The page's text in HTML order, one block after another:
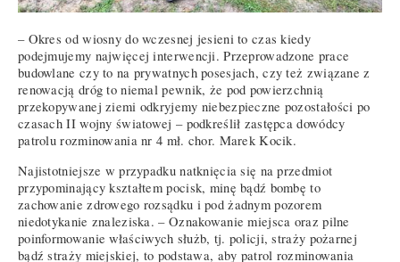
– Okres od wiosny do wczesnej jesieni to czas kiedy
podejmujemy najwięcej interwencji. Przeprowadzone prace
budowlane czy to na prywatnych posesjach, czy też związane z
renowacją dróg to niemal pewnik, że pod powierzchnią
przekopywanej ziemi odkryjemy niebezpieczne pozostałości po
czasach II wojny światowej – podkreślił zastępca dowódcy
patrolu rozminowania nr 4 mł. chor. Marek Kocik.
Najistotniejsze w przypadku natknięcia się na przedmiot
przypominający kształtem pocisk, minę bądź bombę to
zachowanie zdrowego rozsądku i pod żadnym pozorem
niedotykanie znaleziska. – Oznakowanie miejsca oraz pilne
poinformowanie właściwych służb, tj. policji, straży pożarnej
bądź straży miejskiej, to podstawa, aby patrol rozminowania